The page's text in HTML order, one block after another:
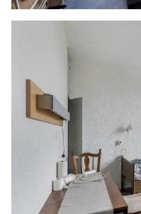
pleisterwerk en op
en heeft eveneens
wanden zijn
vloerbedekking. De
aan de achterzijde
kast. Ook hier ligt
wanden zijn
ZOLDER